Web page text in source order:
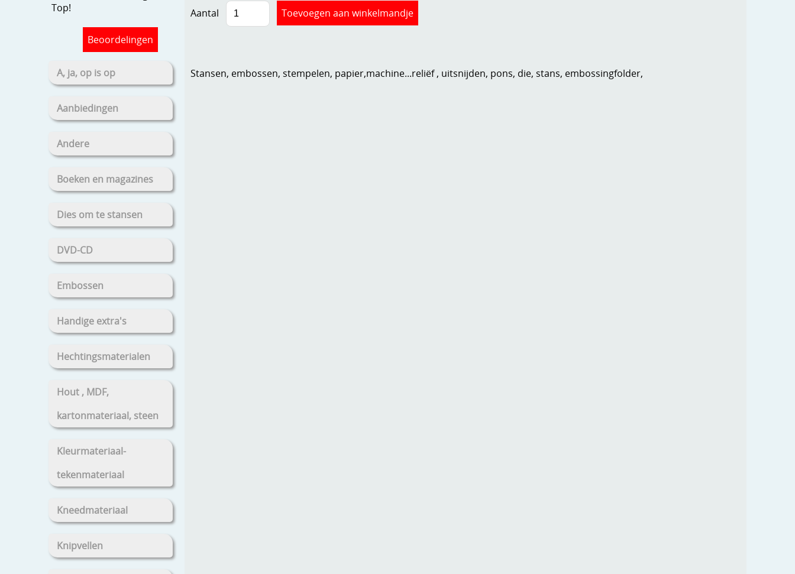
Top!
Beoordelingen
A, ja, op is op
Aanbiedingen
Andere
Boeken en magazines
Dies om te stansen
DVD-CD
Embossen
Handige extra's
Hechtingsmaterialen
Hout , MDF,
kartonmateriaal, steen
Kleurmateriaal-
tekenmateriaal
Kneedmateriaal
Knipvellen
Aantal
Stansen, embossen, stempelen, papier,machine...reliëf , uitsnijden, pons, die, stans, embossingfolder,